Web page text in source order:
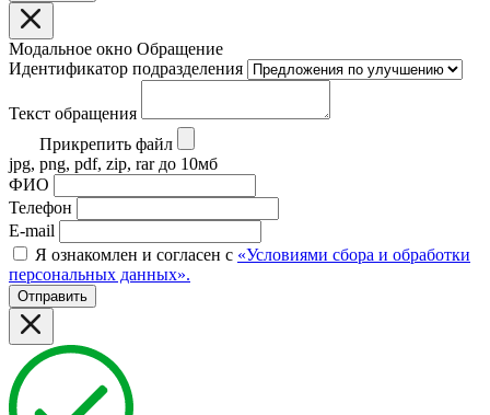
Модальное окно Обращение
Идентификатор подразделения
Текст обращения
Прикрепить файл
jpg, png, pdf, zip, rar до 10мб
ФИО
Телефон
E-mail
Я ознакомлен и согласен с «Условиями сбора и обработки
персональных данных».
Отправить